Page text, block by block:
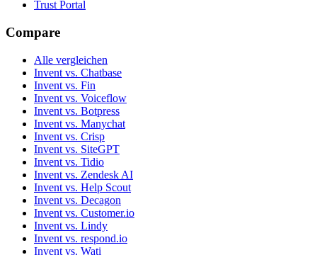
Trust Portal
Compare
Alle vergleichen
Invent vs. Chatbase
Invent vs. Fin
Invent vs. Voiceflow
Invent vs. Botpress
Invent vs. Manychat
Invent vs. Crisp
Invent vs. SiteGPT
Invent vs. Tidio
Invent vs. Zendesk AI
Invent vs. Help Scout
Invent vs. Decagon
Invent vs. Customer.io
Invent vs. Lindy
Invent vs. respond.io
Invent vs. Wati